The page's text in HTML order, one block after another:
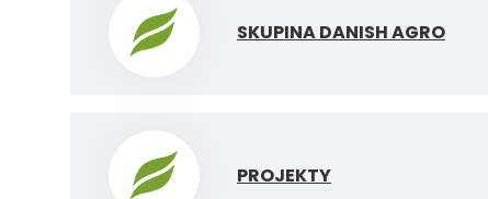
SKUPINA DANISH AGRO
PROJEKTY